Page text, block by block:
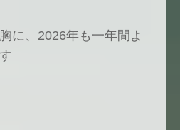
に、2026年も一年間よ